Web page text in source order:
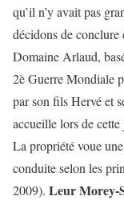
qu’il n’y avait pas
décidons de conclure
Domaine Arlaud,
2è Guerre Mondiale
par son fils Hervé et
accueille lors de
La propriété voue
conduite selon les
2009). Leur Morey-